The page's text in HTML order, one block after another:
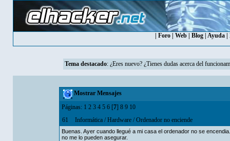
Foro| Web| Blog| Ayuda|
Tema destacado: ¿Eres nuevo? ¿Tienes dudas acerca del
Mostrar Mensajes
Páginas: 1 2 3 4 5 6[7] 8 9 10
61
Informática/Hardware/Ordenador no enciende
Buenas. Ayer cuando llegué a mi casa el ordenador no se
no me lo pueden asegurar.